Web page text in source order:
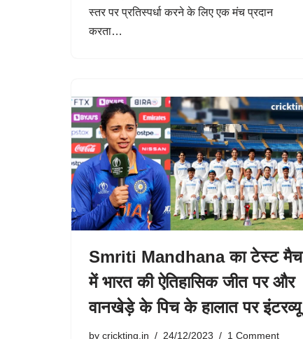
स्तर पर प्रतिस्पर्धा करने के लिए एक मंच प्रदान
करता…
Smriti Mandhana का टेस्ट मैच
में भारत की ऐतिहासिक जीत पर और
वानखेड़े के पिच के हालात पर इंटरव्यू
by crickting.in 24/12/2023 1 Comment